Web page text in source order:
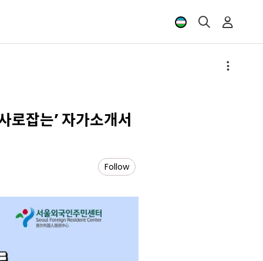
잡는’ 자가소개서
Follow